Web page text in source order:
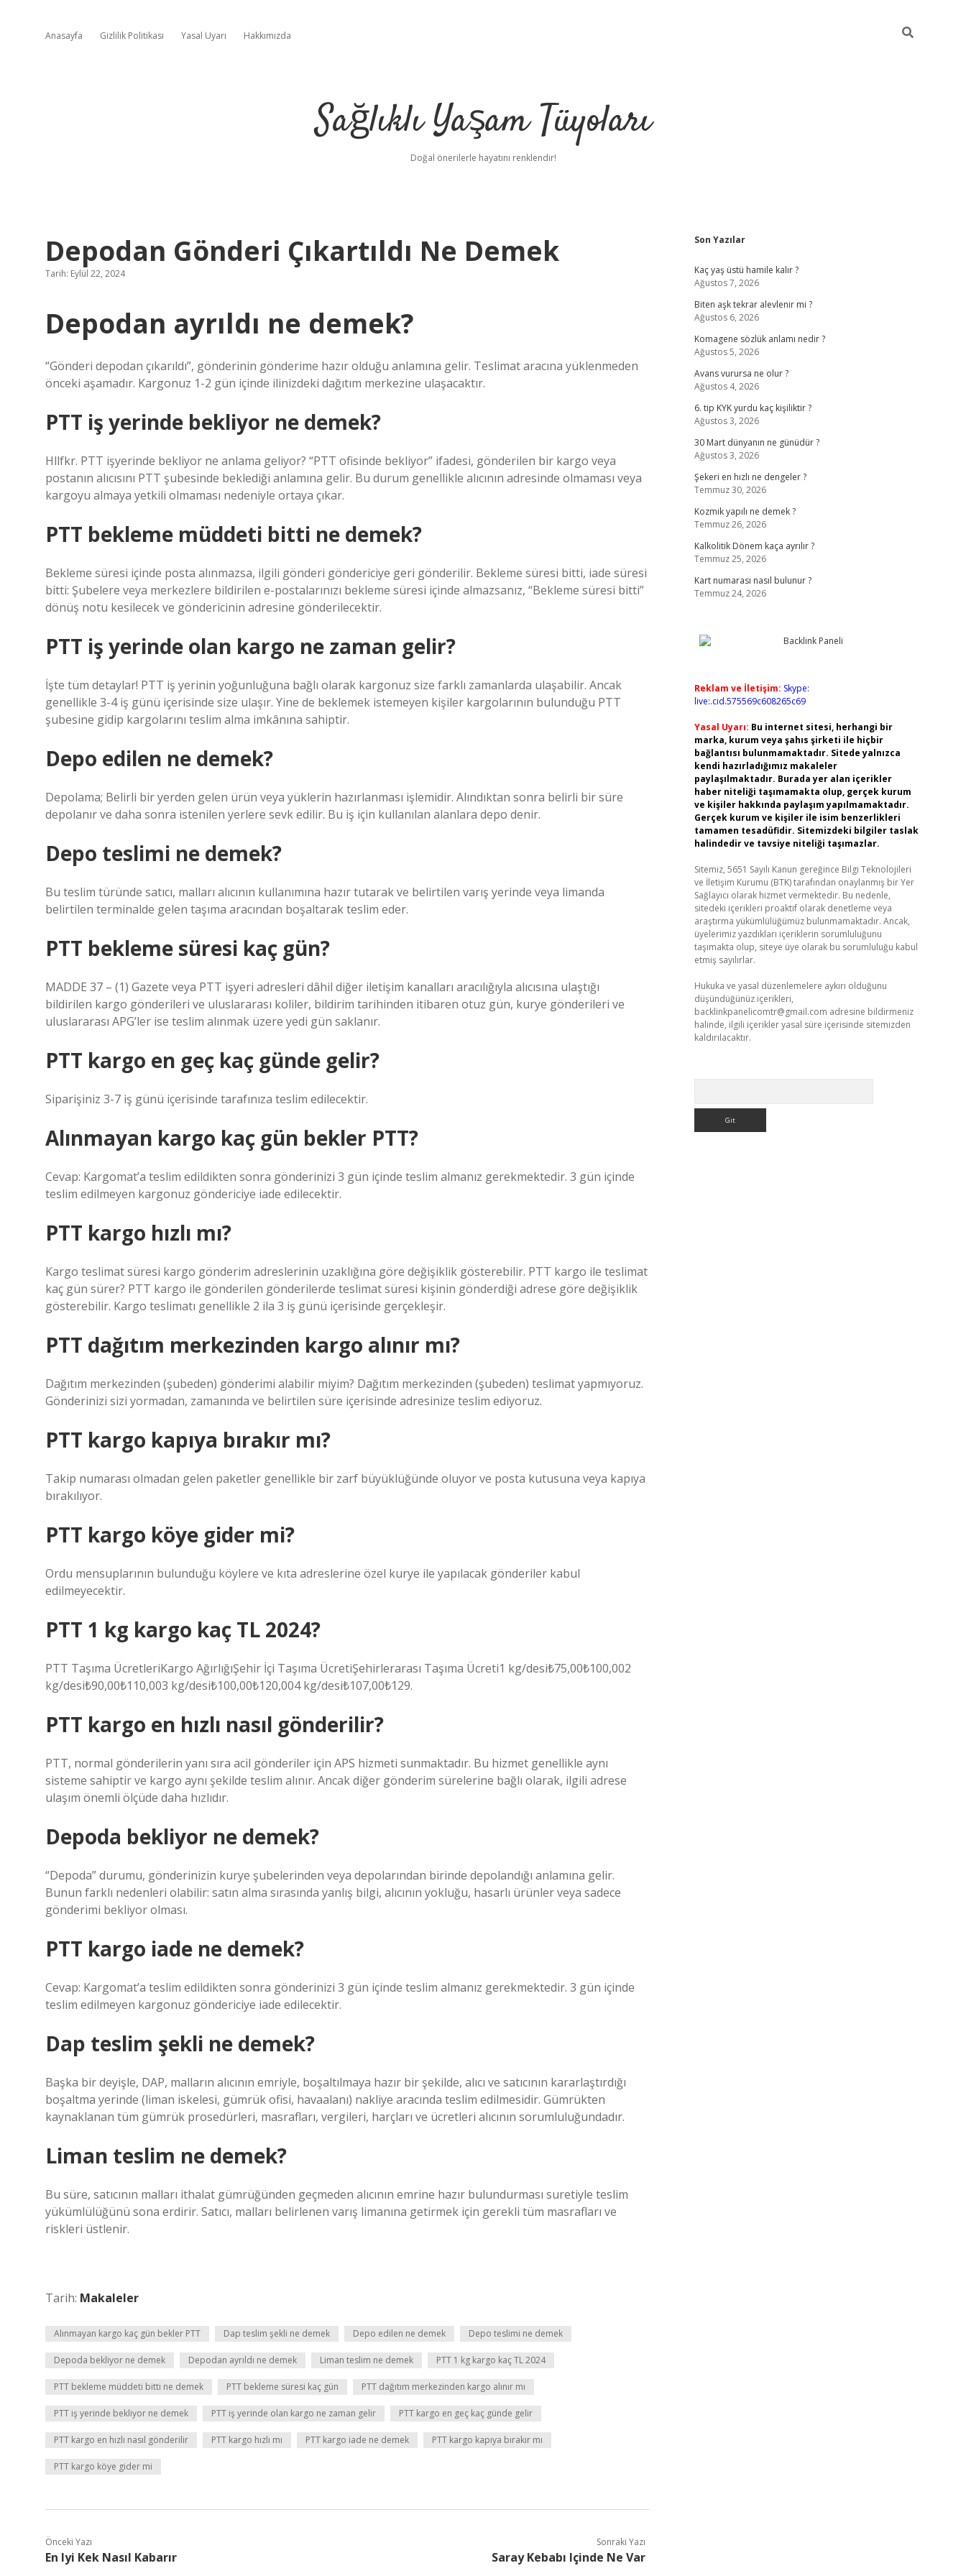
Anasayfa Gizlilik Politikası Yasal Uyarı Hakkımızda
Sağlıklı Yaşam Tüyoları
Doğal önerilerle hayatını renklendir!
Depodan Gönderi Çıkartıldı Ne Demek
Tarih: Eylül 22, 2024
Depodan ayrıldı ne demek?
“Gönderi depodan çıkarıldı”, gönderinin gönderime hazır olduğu anlamına gelir. Teslimat aracına yüklenmeden
önceki aşamadır. Kargonuz 1-2 gün içinde ilinizdeki dağıtım merkezine ulaşacaktır.
PTT iş yerinde bekliyor ne demek?
Hllfkr. PTT işyerinde bekliyor ne anlama geliyor? “PTT ofisinde bekliyor” ifadesi, gönderilen bir kargo veya
postanın alıcısını PTT şubesinde beklediği anlamına gelir. Bu durum genellikle alıcının adresinde olmaması veya
kargoyu almaya yetkili olmaması nedeniyle ortaya çıkar.
PTT bekleme müddeti bitti ne demek?
Bekleme süresi içinde posta alınmazsa, ilgili gönderi göndericiye geri gönderilir. Bekleme süresi bitti, iade süresi
bitti: Şubelere veya merkezlere bildirilen e-postalarınızı bekleme süresi içinde almazsanız, “Bekleme süresi bitti”
dönüş notu kesilecek ve göndericinin adresine gönderilecektir.
PTT iş yerinde olan kargo ne zaman gelir?
İşte tüm detaylar! PTT iş yerinin yoğunluğuna bağlı olarak kargonuz size farklı zamanlarda ulaşabilir. Ancak
genellikle 3-4 iş günü içerisinde size ulaşır. Yine de beklemek istemeyen kişiler kargolarının bulunduğu PTT
şubesine gidip kargolarını teslim alma imkânına sahiptir.
Depo edilen ne demek?
Depolama; Belirli bir yerden gelen ürün veya yüklerin hazırlanması işlemidir. Alındıktan sonra belirli bir süre
depolanır ve daha sonra istenilen yerlere sevk edilir. Bu iş için kullanılan alanlara depo denir.
Depo teslimi ne demek?
Bu teslim türünde satıcı, malları alıcının kullanımına hazır tutarak ve belirtilen varış yerinde veya limanda
belirtilen terminalde gelen taşıma aracından boşaltarak teslim eder.
PTT bekleme süresi kaç gün?
MADDE 37 – (1) Gazete veya PTT işyeri adresleri dâhil diğer iletişim kanalları aracılığıyla alıcısına ulaştığı
bildirilen kargo gönderileri ve uluslararası koliler, bildirim tarihinden itibaren otuz gün, kurye gönderileri ve
uluslararası APG’ler ise teslim alınmak üzere yedi gün saklanır.
PTT kargo en geç kaç günde gelir?
Siparişiniz 3-7 iş günü içerisinde tarafınıza teslim edilecektir.
Alınmayan kargo kaç gün bekler PTT?
Cevap: Kargomat’a teslim edildikten sonra gönderinizi 3 gün içinde teslim almanız gerekmektedir. 3 gün içinde
teslim edilmeyen kargonuz göndericiye iade edilecektir.
PTT kargo hızlı mı?
Kargo teslimat süresi kargo gönderim adreslerinin uzaklığına göre değişiklik gösterebilir. PTT kargo ile teslimat
kaç gün sürer? PTT kargo ile gönderilen gönderilerde teslimat süresi kişinin gönderdiği adrese göre değişiklik
gösterebilir. Kargo teslimatı genellikle 2 ila 3 iş günü içerisinde gerçekleşir.
PTT dağıtım merkezinden kargo alınır mı?
Dağıtım merkezinden (şubeden) gönderimi alabilir miyim? Dağıtım merkezinden (şubeden) teslimat yapmıyoruz.
Gönderinizi sizi yormadan, zamanında ve belirtilen süre içerisinde adresinize teslim ediyoruz.
PTT kargo kapıya bırakır mı?
Takip numarası olmadan gelen paketler genellikle bir zarf büyüklüğünde oluyor ve posta kutusuna veya kapıya
bırakılıyor.
PTT kargo köye gider mi?
Ordu mensuplarının bulunduğu köylere ve kıta adreslerine özel kurye ile yapılacak gönderiler kabul
edilmeyecektir.
PTT 1 kg kargo kaç TL 2024?
PTT Taşıma ÜcretleriKargo AğırlığıŞehir İçi Taşıma ÜcretiŞehirlerarası Taşıma Ücreti1 kg/desi₺75,00₺100,002
kg/desi₺90,00₺110,003 kg/desi₺100,00₺120,004 kg/desi₺107,00₺129.
PTT kargo en hızlı nasıl gönderilir?
PTT, normal gönderilerin yanı sıra acil gönderiler için APS hizmeti sunmaktadır. Bu hizmet genellikle aynı
sisteme sahiptir ve kargo aynı şekilde teslim alınır. Ancak diğer gönderim sürelerine bağlı olarak, ilgili adrese
ulaşım önemli ölçüde daha hızlıdır.
Depoda bekliyor ne demek?
“Depoda” durumu, gönderinizin kurye şubelerinden veya depolarından birinde depolandığı anlamına gelir.
Bunun farklı nedenleri olabilir: satın alma sırasında yanlış bilgi, alıcının yokluğu, hasarlı ürünler veya sadece
gönderimi bekliyor olması.
PTT kargo iade ne demek?
Cevap: Kargomat’a teslim edildikten sonra gönderinizi 3 gün içinde teslim almanız gerekmektedir. 3 gün içinde
teslim edilmeyen kargonuz göndericiye iade edilecektir.
Dap teslim şekli ne demek?
Başka bir deyişle, DAP, malların alıcının emriyle, boşaltılmaya hazır bir şekilde, alıcı ve satıcının kararlaştırdığı
boşaltma yerinde (liman iskelesi, gümrük ofisi, havaalanı) nakliye aracında teslim edilmesidir. Gümrükten
kaynaklanan tüm gümrük prosedürleri, masrafları, vergileri, harçları ve ücretleri alıcının sorumluluğundadır.
Liman teslim ne demek?
Bu süre, satıcının malları ithalat gümrüğünden geçmeden alıcının emrine hazır bulundurması suretiyle teslim
yükümlülüğünü sona erdirir. Satıcı, malları belirlenen varış limanına getirmek için gerekli tüm masrafları ve
riskleri üstlenir.
Tarih: Makaleler
Alınmayan kargo kaç gün bekler PTT Dap teslim şekli ne demek Depo edilen ne demek Depo teslimi ne demek
Depoda bekliyor ne demek Depodan ayrıldı ne demek Liman teslim ne demek PTT 1 kg kargo kaç TL 2024
PTT bekleme müddeti bitti ne demek PTT bekleme süresi kaç gün PTT dağıtım merkezinden kargo alınır mı
PTT iş yerinde bekliyor ne demek PTT iş yerinde olan kargo ne zaman gelir PTT kargo en geç kaç günde gelir
PTT kargo en hızlı nasıl gönderilir PTT kargo hızlı mı PTT kargo iade ne demek PTT kargo kapıya bırakır mı
PTT kargo köye gider mi
Önceki Yazı
En Iyi Kek Nasıl Kabarır
Sonraki Yazı
Saray Kebabı Içinde Ne Var
Sidebar
Son Yazılar
Kaç yaş üstü hamile kalır ?
Ağustos 7, 2026
Biten aşk tekrar alevlenir mi ?
Ağustos 6, 2026
Komagene sözlük anlamı nedir ?
Ağustos 5, 2026
Avans vurursa ne olur ?
Ağustos 4, 2026
6. tip KYK yurdu kaç kişiliktir ?
Ağustos 3, 2026
30 Mart dünyanın ne günüdür ?
Ağustos 3, 2026
Şekeri en hızlı ne dengeler ?
Temmuz 30, 2026
Kozmik yapılı ne demek ?
Temmuz 26, 2026
Kalkolitik Dönem kaça ayrılır ?
Temmuz 25, 2026
Kart numarası nasıl bulunur ?
Temmuz 24, 2026
Reklam ve İletişim: Skype:
live:.cid.575569c608265c69
Yasal Uyarı: Bu internet sitesi, herhangi bir
marka, kurum veya şahıs şirketi ile hiçbir
bağlantısı bulunmamaktadır. Sitede yalnızca
kendi hazırladığımız makaleler
paylaşılmaktadır. Burada yer alan içerikler
haber niteliği taşımamakta olup, gerçek kurum
ve kişiler hakkında paylaşım yapılmamaktadır.
Gerçek kurum ve kişiler ile isim benzerlikleri
tamamen tesadüfidir. Sitemizdeki bilgiler taslak
halindedir ve tavsiye niteliği taşımazlar.
Sitemiz, 5651 Sayılı Kanun gereğince Bilgi Teknolojileri
ve İletişim Kurumu (BTK) tarafından onaylanmış bir Yer
Sağlayıcı olarak hizmet vermektedir. Bu nedenle,
sitedeki içerikleri proaktif olarak denetleme veya
araştırma yükümlülüğümüz bulunmamaktadır. Ancak,
üyelerimiz yazdıkları içeriklerin sorumluluğunu
taşımakta olup, siteye üye olarak bu sorumluluğu kabul
etmiş sayılırlar.
Hukuka ve yasal düzenlemelere aykırı olduğunu
düşündüğünüz içerikleri,
backlinkpanelicomtr@gmail.com adresine bildirmeniz
halinde, ilgili içerikler yasal süre içerisinde sitemizden
kaldırılacaktır.